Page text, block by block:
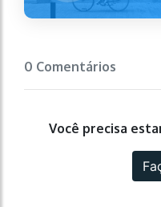
0 Comentários
Você precisa